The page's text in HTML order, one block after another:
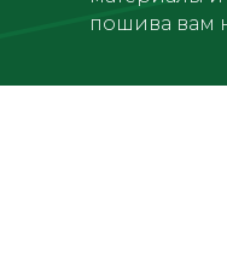
пошива вам